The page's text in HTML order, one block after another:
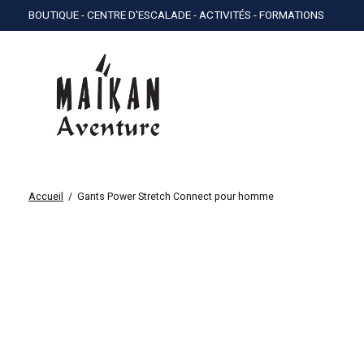
BOUTIQUE - CENTRE D'ESCALADE - ACTIVITÉS - FORMATIONS
Accueil / Gants Power Stretch Connect pour homme